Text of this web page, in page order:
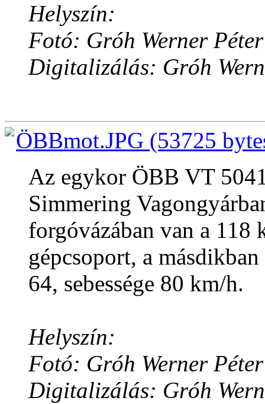
Helyszín:
Fotó: Gróh Werner Péter
Digitalizálás: Gróh
ÖBBmot.JPG (53725
Az egykor ÖBB VT
Simmering
forgóvázában van a
gépcsoport, a
64, sebessége 80 km/h.
Helyszín:
Fotó: Gróh Werner Péter
Digitalizálás: Gróh